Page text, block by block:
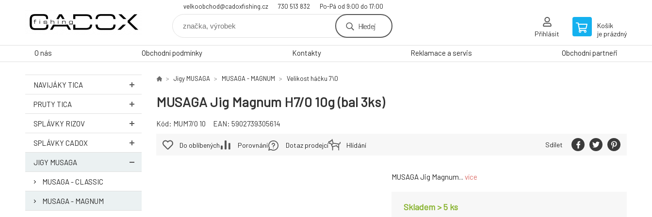
velkoobchod@cadoxfishing.cz 730 513 832 Po-Pá od 9:00 do 17:00
Hledej
Přihlásit
Košík
je prázdný
O nás Obchodní podmínky Kontakty Reklamace a servis Obchodní partneři
NAVIJÁKY TICA
PRUTY TICA
SPLÁVKY RIZOV
SPLÁVKY CADOX
JIGY MUSAGA
MUSAGA - CLASSIC
MUSAGA - MAGNUM
Jigy MUSAGA MUSAGA - MAGNUM Velikost háčku 7\0
MUSAGA Jig Magnum H7/0 10g (bal 3ks)
MUSAGA Jig Magnum... více
Skladem > 5 ks
Kód: MUM7/0 10 EAN: 5902739305614
Do oblíbených Porovnání Dotaz prodejci Hlídání Sdílet